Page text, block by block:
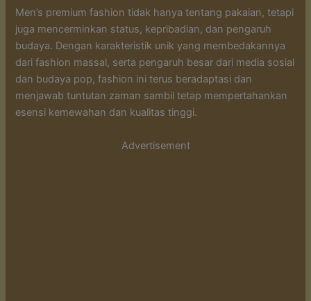
Men’s premium fashion tidak hanya tentang pakaian, tetapi
juga mencerminkan status, kepribadian, dan pengaruh
budaya. Dengan karakteristik unik yang membedakannya
dari fashion massal, serta pengaruh besar dari media sosial
dan budaya pop, fashion ini terus beradaptasi dan
menjawab tuntutan zaman sambil tetap mempertahankan
esensi kemewahan dan kualitas tinggi.
Advertisement